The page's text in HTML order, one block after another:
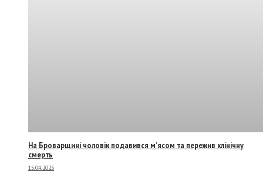
На Броварщині чоловік подавився м’ясом та пережив клінічну
смерть
15.04.2025